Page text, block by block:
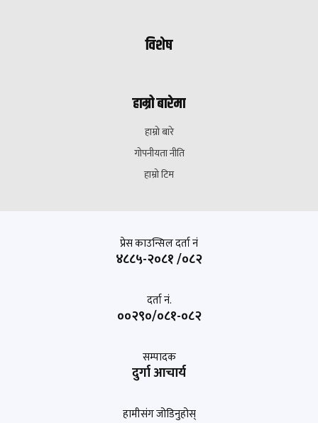
विशेष
हाम्रो बारेमा
हाम्रो बारे
गोपनीयता नीति
हाम्रो टिम
प्रेस काउन्सिल दर्ता नं
४८८५-२०८१ /०८२
दर्ता नं.
००२९०/०८१-०८२
सम्पादक
दुर्गा आचार्य
हामीसंग जोडिनुहोस्